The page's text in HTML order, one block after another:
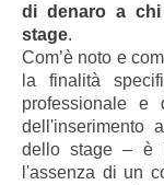
di denaro a
stage.
Com’è noto e
la finalità
professionale e
dell'inserimento
dello stage – è
l'assenza di un